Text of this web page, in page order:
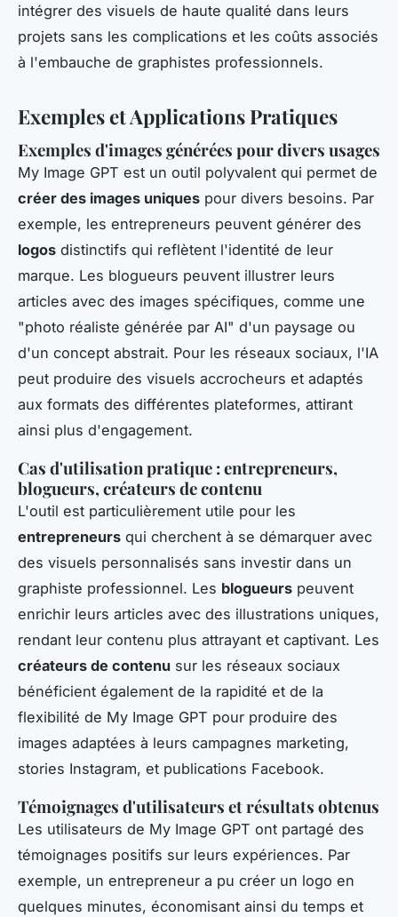
intégrer des visuels de haute qualité dans leurs
projets sans les complications et les coûts associés
à l'embauche de graphistes professionnels.
Exemples et Applications Pratiques
Exemples d'images générées pour divers usages
My Image GPT est un outil polyvalent qui permet de
créer des images uniques pour divers besoins. Par
exemple, les entrepreneurs peuvent générer des
logos distinctifs qui reflètent l'identité de leur
marque. Les blogueurs peuvent illustrer leurs
articles avec des images spécifiques, comme une
"photo réaliste générée par AI" d'un paysage ou
d'un concept abstrait. Pour les réseaux sociaux, l'IA
peut produire des visuels accrocheurs et adaptés
aux formats des différentes plateformes, attirant
ainsi plus d'engagement.
Cas d'utilisation pratique : entrepreneurs,
blogueurs, créateurs de contenu
L'outil est particulièrement utile pour les
entrepreneurs qui cherchent à se démarquer avec
des visuels personnalisés sans investir dans un
graphiste professionnel. Les blogueurs peuvent
enrichir leurs articles avec des illustrations uniques,
rendant leur contenu plus attrayant et captivant. Les
créateurs de contenu sur les réseaux sociaux
bénéficient également de la rapidité et de la
flexibilité de My Image GPT pour produire des
images adaptées à leurs campagnes marketing,
stories Instagram, et publications Facebook.
Témoignages d'utilisateurs et résultats obtenus
Les utilisateurs de My Image GPT ont partagé des
témoignages positifs sur leurs expériences. Par
exemple, un entrepreneur a pu créer un logo en
quelques minutes, économisant ainsi du temps et